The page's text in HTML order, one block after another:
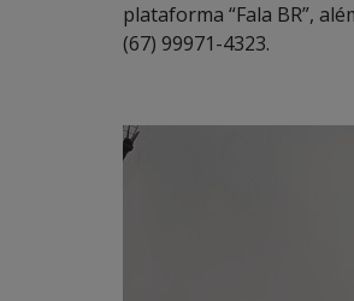
plataforma “Fala BR”,
(67) 99971-4323.